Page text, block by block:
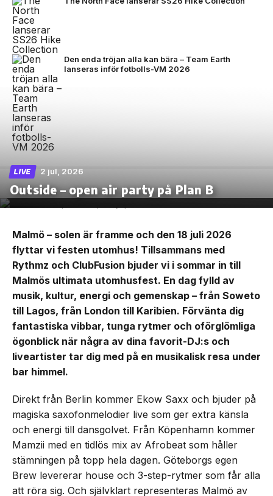
Den enda tröjan alla kan bära – Team Earth
lanseras inför fotbolls-VM 2026
LIVE 2 jul, 2026
Outside – open air party på Plan B
Malmö – solen är framme och den 18 juli 2026
flyttar vi festen utomhus! Tillsammans med
Rythmz och ClubFusion bjuder vi i sommar in till
Malmös ultimata utomhusfest. En dag fylld av
musik, kultur, energi och gemenskap – från Soweto
till Lagos, från London till Karibien. Förvänta dig
fantastiska vibbar, tunga rytmer och oförglömliga
ögonblick när några av dina favorit-DJ:s och
liveartister tar dig med på en musikalisk resa under
bar himmel.
Direkt från Berlin kommer Ekow Saxx och bjuder på
magiska saxofonmelodier live som ger extra känsla
och energi till dansgolvet. Från Köpenhamn kommer
Mamzii med en tidlös mix av Afrobeat som håller
stämningen på topp hela dagen. Göteborgs egen
Brew levererar house och 3-step-rytmer som får alla
att röra sig. Och självklart representeras Malmö av